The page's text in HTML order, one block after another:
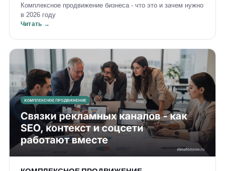
Комплексное продвижение бизнеса - что это и зачем нужно
в 2026 году
Читать →